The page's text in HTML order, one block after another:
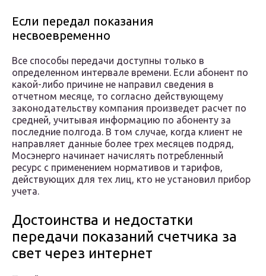
Если передал показания
несвоевременно
Все способы передачи доступны только в
определенном интервале времени. Если абонент по
какой-либо причине не направил сведения в
отчетном месяце, то согласно действующему
законодательству компания произведет расчет по
средней, учитывая информацию по абоненту за
последние полгода. В том случае, когда клиент не
направляет данные более трех месяцев подряд,
Мосэнерго начинает начислять потребленный
ресурс с применением нормативов и тарифов,
действующих для тех лиц, кто не установил прибор
учета.
Достоинства и недостатки
передачи показаний счетчика за
свет через интернет